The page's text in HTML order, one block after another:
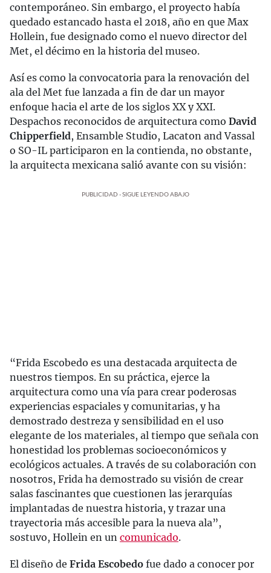
contemporáneo. Sin embargo, el proyecto había
quedado estancado hasta el 2018, año en que Max
Hollein, fue designado como el nuevo director del
Met, el décimo en la historia del museo.
Así es como la convocatoria para la renovación del
ala del Met fue lanzada a fin de dar un mayor
enfoque hacia el arte de los siglos XX y XXI.
Despachos reconocidos de arquitectura como David
Chipperfield, Ensamble Studio, Lacaton and Vassal
o SO-IL participaron en la contienda, no obstante,
la arquitecta mexicana salió avante con su visión:
PUBLICIDAD - SIGUE LEYENDO ABAJO
“Frida Escobedo es una destacada arquitecta de
nuestros tiempos. En su práctica, ejerce la
arquitectura como una vía para crear poderosas
experiencias espaciales y comunitarias, y ha
demostrado destreza y sensibilidad en el uso
elegante de los materiales, al tiempo que señala con
honestidad los problemas socioeconómicos y
ecológicos actuales. A través de su colaboración con
nosotros, Frida ha demostrado su visión de crear
salas fascinantes que cuestionen las jerarquías
implantadas de nuestra historia, y trazar una
trayectoria más accesible para la nueva ala”,
sostuvo, Hollein en un comunicado.
El diseño de Frida Escobedo fue dado a conocer por